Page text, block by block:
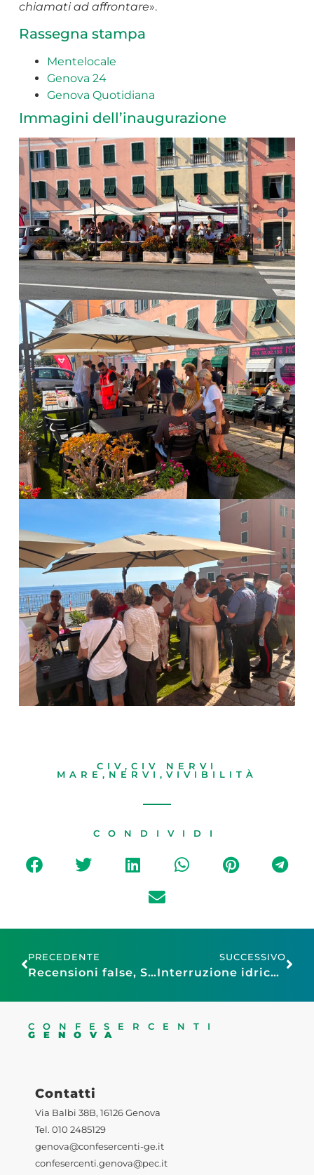
chiamati ad affrontare».
Rassegna stampa
Mentelocale
Genova 24
Genova Quotidiana
Immagini dell’inaugurazione
CIV , CIV NERVI
MARE , NERVI , VIVIBILITÀ
CONDIVIDI
PRECEDENTE
Recensioni false, Simone: «Scontrino come prova è misura concreta, le piattaforme si adeguino all’Antitrust»
SUCCESSIVO
Interruzione idrica programmata – Zona Rivarolo
CONFESERCENTI
GENOVA
Contatti
Via Balbi 38B, 16126 Genova
Tel. 010 2485129
genova@confesercenti-ge.it
confesercenti.genova@pec.it